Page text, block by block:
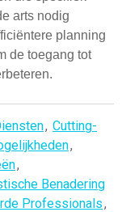
arts nodig
planning
de toegang tot
, Cutting-
,
,
Benadering
Professionals,